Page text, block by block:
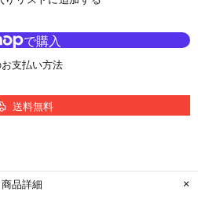
支払い方法
送料無料
商品詳細